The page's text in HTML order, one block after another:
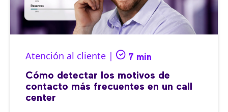
Atención al cliente | 7 min
Cómo detectar los motivos de
contacto más frecuentes en un call
center